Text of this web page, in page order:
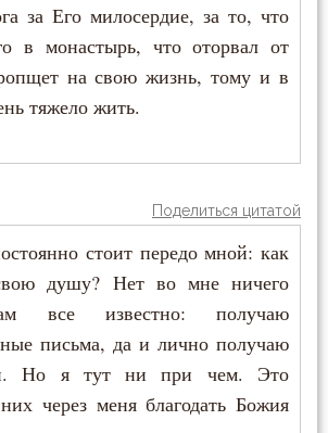
за Его милосердие, за то, что
в монастырь, что оторвал от
на свою жизнь, тому и в
тяжело жить.
Поделиться цитатой
стоит передо мной: как
душу? Нет во мне ничего
все известно: получаю
письма, да и лично получаю
Но я тут ни при чем. Это
через меня благодать Божия